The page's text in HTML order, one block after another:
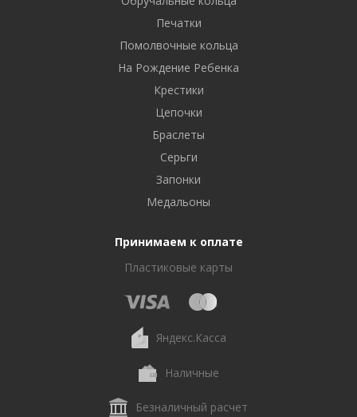
Печатки
Помолвочные кольца
На Рождение Ребенка
Крестики
Цепочки
Браслеты
Серьги
Запонки
Медальоны
Принимаем к оплате
Пластиковые карты
Яндекс.Касса
Наличные
Безналичный расчет